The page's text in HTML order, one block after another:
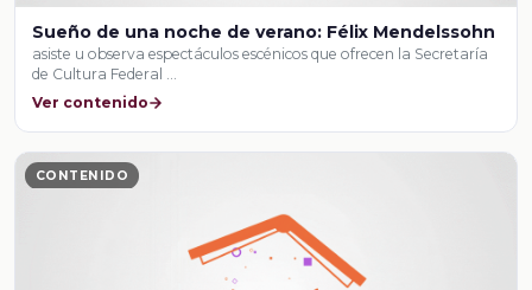
Sueño de una noche de verano: Félix Mendelssohn
asiste u observa espectáculos escénicos que ofrecen la Secretaría
de Cultura Federal …
Ver contenido
CONTENIDO